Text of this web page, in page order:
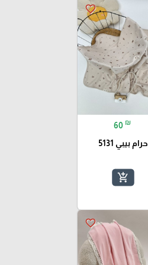
favorite_border
60 ₪
حرام بيبي 5131
add_shopping_cart
favorite_border